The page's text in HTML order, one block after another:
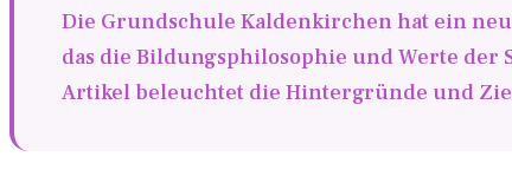
Die Grundschule Kaldenkirchen hat ein
das die Bildungsphilosophie und Werte der
Artikel beleuchtet die Hintergründe und